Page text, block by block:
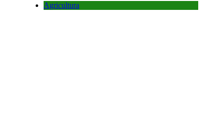
Agricultura